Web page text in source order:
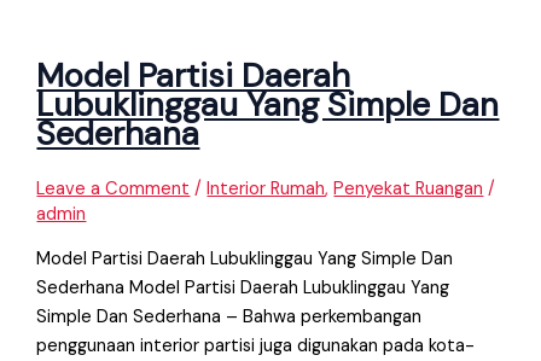
Model Partisi Daerah
Lubuklinggau Yang Simple Dan
Sederhana
Leave a Comment /Interior Rumah,Penyekat Ruangan /
admin
Model Partisi Daerah Lubuklinggau Yang Simple Dan
Sederhana Model Partisi Daerah Lubuklinggau Yang
Simple Dan Sederhana – Bahwa perkembangan
penggunaan interior partisi juga digunakan pada kota-